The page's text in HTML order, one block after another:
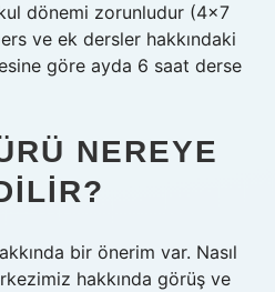
dönemi zorunludur (4×7
ve ek dersler hakkındaki
göre ayda 6 saat derse
NEREYE
bir önerim var. Nasıl
hakkında görüş ve